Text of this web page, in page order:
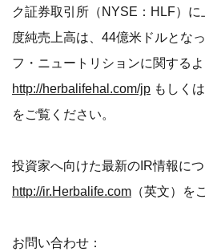
ク証券取引所（NYSE：HLF）
度純売上高は、44億米ドルとな
フ・ニュートリションに関するよ
http://herbalifehal.com/jp もしくは
をご覧ください。
投資家へ向けた最新のIR情報につ
http://ir.Herbalife.com （英文）を
お問い合わせ：